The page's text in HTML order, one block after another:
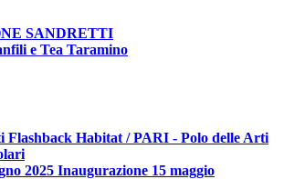
SANDRETTI
e Tea Taramino
Flashback Habitat / PARI - Polo delle Arti
2025 Inaugurazione 15 maggio